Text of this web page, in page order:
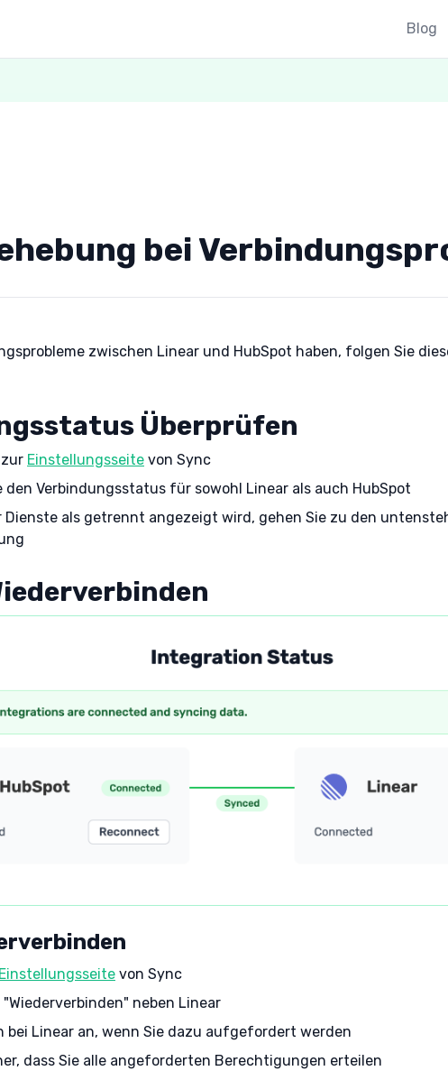
Blog
bei
zwischen Linear und HubSpot haben, folgen Sie
Überprüfen
Einstellungsseite von Sync
den Verbindungsstatus für sowohl Linear als auch HubSpot
Dienste als getrennt angezeigt wird, gehen Sie zu den
Einstellungsseite von Sync
"Wiederverbinden" neben Linear
bei Linear an, wenn Sie dazu aufgefordert werden
dass Sie alle angeforderten Berechtigungen erteilen